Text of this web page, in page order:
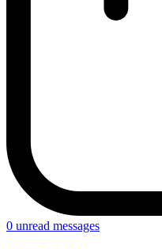
0 unread messages